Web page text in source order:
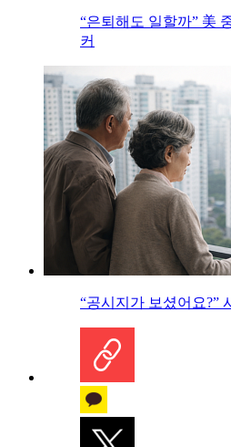
“은퇴해도 일할까” 美
커
“공시지가 보셨어요?”